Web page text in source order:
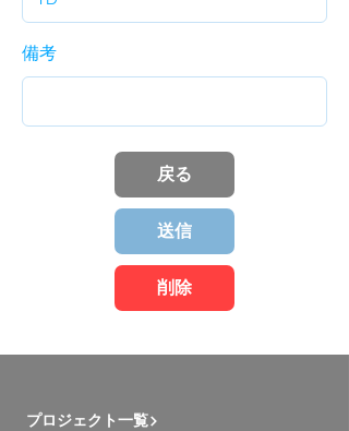
備考
戻る
送信
削除
プロジェクト一覧